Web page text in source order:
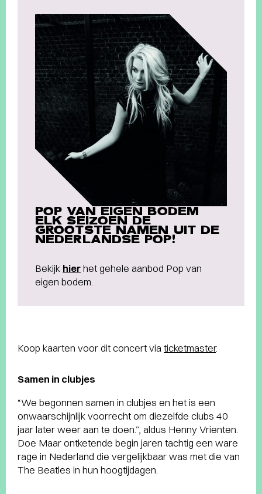
POP VAN EIGEN BODEM
ELK SEIZOEN DE
GROOTSTE NAMEN UIT DE
NEDERLANDSE POP!
Bekijk hierhet gehele aanbod Pop van
eigen bodem.
Koop kaarten voor dit concert via ticketmaster.
Samen in clubjes
“We begonnen samen in clubjes en het is een
onwaarschijnlijk voorrecht om diezelfde clubs 40
jaar later weer aan te doen.”, aldus Henny Vrienten.
Doe Maar ontketende begin jaren tachtig een ware
rage in Nederland die vergelijkbaar was met die van
The Beatles in hun hoogtijdagen.